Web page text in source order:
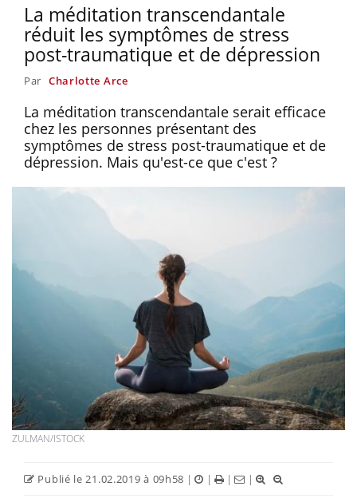
La méditation transcendantale
réduit les symptômes de stress
post-traumatique et de dépression
Par Charlotte Arce
La méditation transcendantale serait efficace
chez les personnes présentant des
symptômes de stress post-traumatique et de
dépression. Mais qu'est-ce que c'est ?
ZULMAN/ISTOCK
Publié le 21.02.2019 à 09h58 | | | |